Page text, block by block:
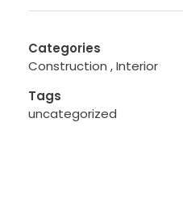
Categories
Construction Interior
Tags
uncategorized